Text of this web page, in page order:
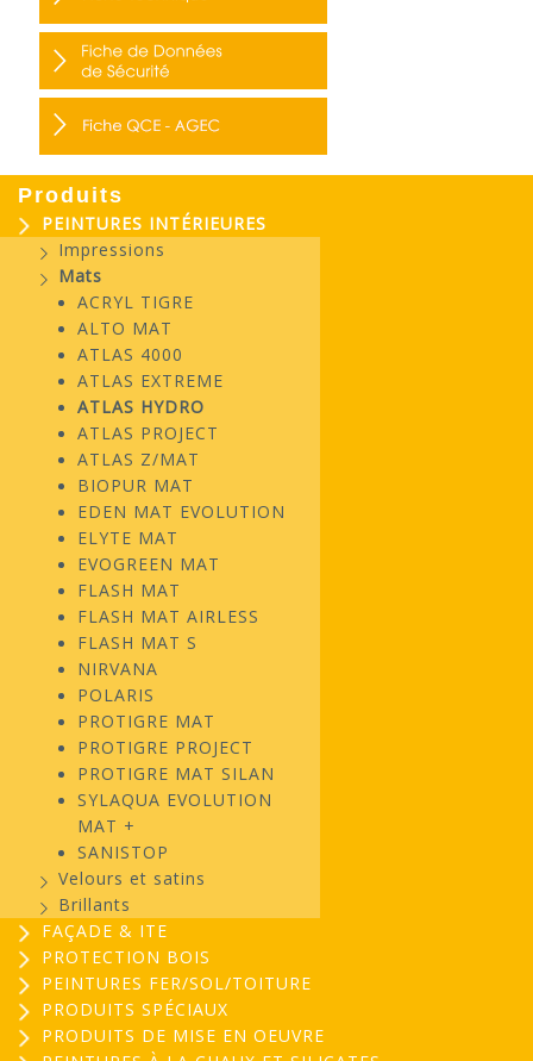
Produits
PEINTURES INTÉRIEURES
Impressions
Mats
ACRYL TIGRE
ALTO MAT
ATLAS 4000
ATLAS EXTREME
ATLAS HYDRO
ATLAS PROJECT
ATLAS Z/MAT
BIOPUR MAT
EDEN MAT EVOLUTION
ELYTE MAT
EVOGREEN MAT
FLASH MAT
FLASH MAT AIRLESS
FLASH MAT S
NIRVANA
POLARIS
PROTIGRE MAT
PROTIGRE PROJECT
PROTIGRE MAT SILAN
SYLAQUA EVOLUTION
MAT +
SANISTOP
Velours et satins
Brillants
FAÇADE & ITE
PROTECTION BOIS
PEINTURES FER/SOL/TOITURE
PRODUITS SPÉCIAUX
PRODUITS DE MISE EN OEUVRE